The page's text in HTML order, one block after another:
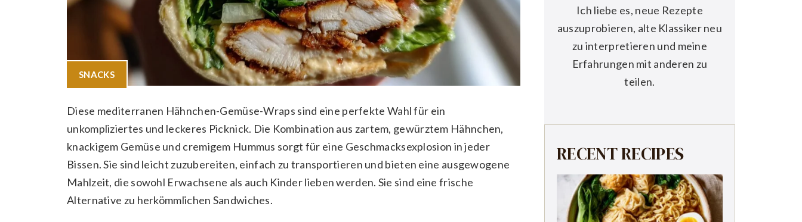
SNACKS
Diese mediterranen Hähnchen-Gemüse-Wraps sind eine perfekte Wahl für ein
unkompliziertes und leckeres Picknick. Die Kombination aus zartem, gewürztem Hähnchen,
knackigem Gemüse und cremigem Hummus sorgt für eine Geschmacksexplosion in jeder
Bissen. Sie sind leicht zuzubereiten, einfach zu transportieren und bieten eine ausgewogene
Mahlzeit, die sowohl Erwachsene als auch Kinder lieben werden. Sie sind eine frische
Alternative zu herkömmlichen Sandwiches.
Ich liebe es, neue Rezepte
auszuprobieren, alte Klassiker neu
zu interpretieren und meine
Erfahrungen mit anderen zu
teilen.
RECENT RECIPES